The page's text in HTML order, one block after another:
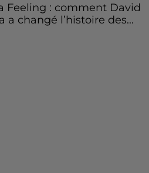
Feeling : comment David
a changé l’histoire des...